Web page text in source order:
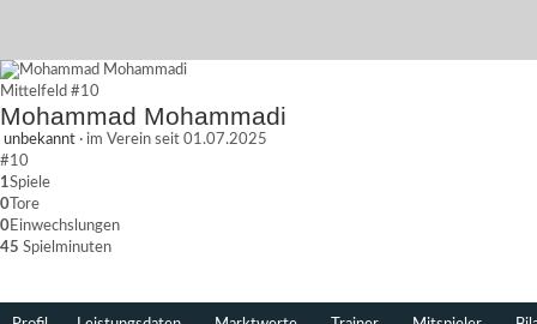
Mittelfeld #10
Mohammad Mohammadi
unbekannt · im Verein seit 01.07.2025
#10
1Spiele
0 Tore
0Einwechslungen
45 Spielminuten